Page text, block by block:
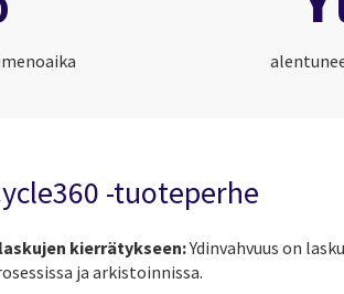
-tuoteperhe
kierrätykseen:Ydinvahvuus on
ja arkistoinnissa.